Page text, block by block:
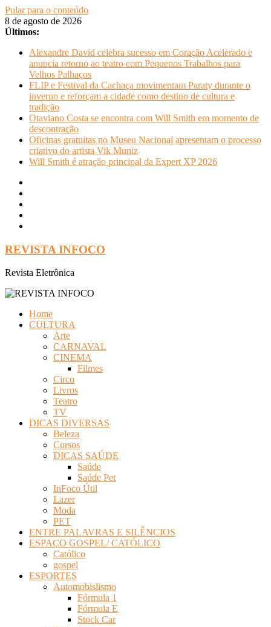
Pular para o conteúdo
8 de agosto de 2026
Últimos:
Alexandre David celebra sucesso em Coração Acelerado e
anuncia retorno ao teatro com Pequenos Trabalhos para
Velhos Palhaços
FLIP e Festival da Cachaça movimentam Paraty durante o
inverno e reforçam a cidade como destino de cultura e
tradição
Otaviano Costa se encontra com Will Smith em momento de
descontração
Oficinas gratuitas no Museu Nacional apresentam o processo
criativo do artista Vik Muniz
Will Smith é atração principal da Expert XP 2026
REVISTA INFOCO
Revista Eletrônica
Home
CULTURA
Arte
CARNAVAL
CINEMA
Filmes
Circo
Livros
Teatro
TV
DICAS DIVERSAS
Beleza
Cursos
DICAS SAÚDE
Saúde
Saúde Pet
InFoco Útil
Lazer
Moda
PET
ENTRE PALAVRAS E SILÊNCIOS
ESPAÇO GOSPEL/ CATÓLICO
Católico
gospel
ESPORTES
Automobislismo
Fórmula 1
Fórmula E
Stock Car